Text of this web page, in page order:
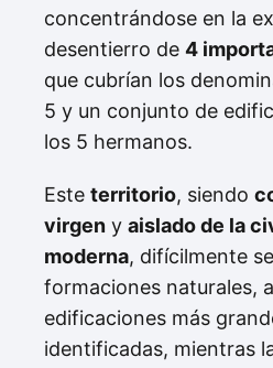
concentrándose en la
desentierro de 4
que cubrían los
5 y un conjunto de
los 5 hermanos.
Este territorio, siendo
virgen y aislado de la
moderna, difícilmente
formaciones naturales,
edificaciones más
identificadas, mientras